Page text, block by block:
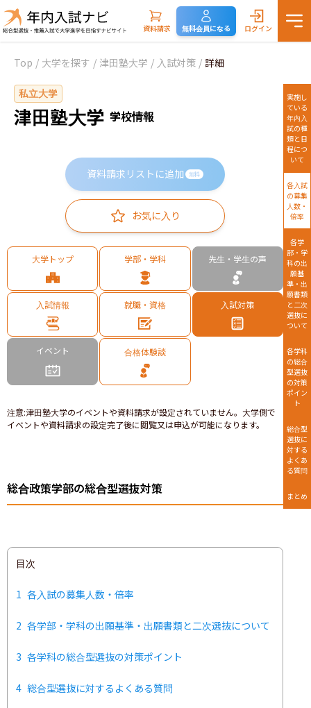
資料請求 無料会員になる ログイン
Top / 大学を探す / 津田塾大学 / 入試対策 / 詳細
私立大学
津田塾大学 学校情報
資料請求リストに追加 無料
お気に入り
大学トップ 学部・学科 先生・学生の声
入試情報 就職・資格 入試対策
イベント 合格体験談
注意:津田塾大学のイベントや資料請求が設定されていません。大学側で
イベントや資料請求の設定完了後に閲覧又は申込が可能になります。
総合政策学部の総合型選抜対策
目次
1 各入試の募集人数・倍率
2 各学部・学科の出願基準・出願書類と二次選抜について
3 各学科の総合型選抜の対策ポイント
4 総合型選抜に対するよくある質問
実施し
ている
年内入
試の種
類と日
程につ
いて
各入試
の募集
人数・
倍率
各学
部・学
科の出
願基
準・出
願書類
と二次
選抜に
ついて
各学科
の総合
型選抜
の対策
ポイン
ト
総合型
選抜に
対する
よくあ
る質問
まとめ